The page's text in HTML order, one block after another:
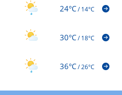
24°C/14°C
30°C/18°C
36°C/26°C